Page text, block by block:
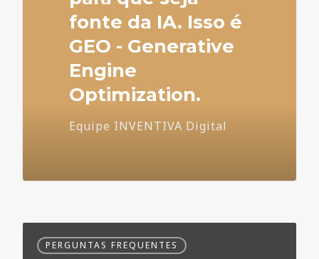
fonte da IA. Isso é
GEO - Generative
Engine
Optimization.
Equipe INVENTIVA Digital
Frequentes
PERGUNTAS FREQUENTES